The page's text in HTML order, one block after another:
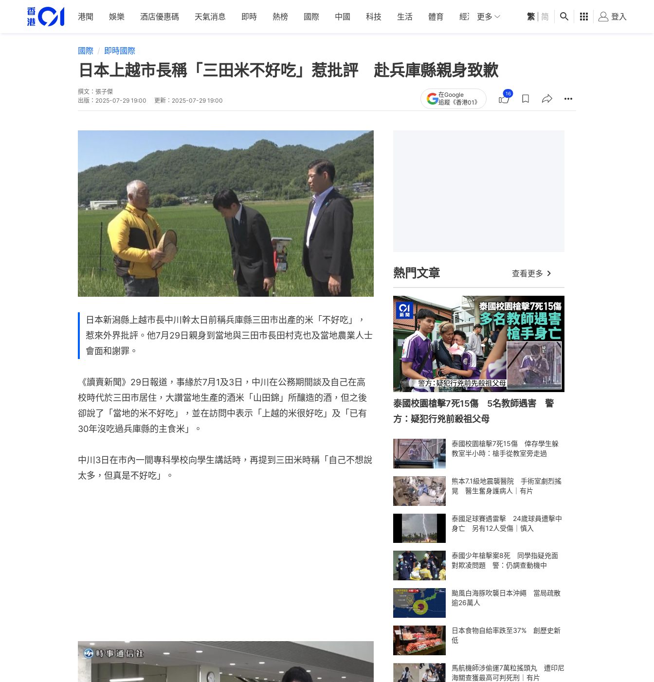
港聞 娛樂 酒店優惠碼 天氣消息 即時 熱榜 國際 中國 科技 生活 體育 經濟 01深圳 觀點 健康 好食玩飛
更多 繁 简 登入
國際 即時國際
日本上越市長稱「三田米不好吃」惹批評 赴兵庫縣親身致歉
撰文： 張子傑
出版： 2025-07-29 19:00 更新： 2025-07-29 19:00
在Google
追蹤《香港01》
16
日本新潟縣上越市長中川幹太日前稱兵庫縣三田市出產的米「不好吃」，
惹來外界批評。他7月29日親身到當地與三田市長田村克也及當地農業人士
會面和謝罪。
《讀賣新聞》29日報道，事緣於7月1及3日，中川在公務期間談及自己在高
校時代於三田市居住，大讚當地生產的酒米「山田錦」所釀造的酒，但之後
卻說了「當地的米不好吃」，並在訪問中表示「上越的米很好吃」及「已有
30年沒吃過兵庫縣的主食米」。
中川3日在市內一間專科學校向學生講話時，再提到三田米時稱「自己不想說
太多，但真是不好吃」。
熱門文章 查看更多
泰國校園槍擊7死15傷 5名教師遇害 警
方：疑犯行兇前殺祖父母
泰國校園槍擊7死15傷 倖存學生躲
教室半小時：槍手從教室旁走過
熊本7.1級地震襲醫院 手術室劇烈搖
晃 醫生奮身護病人｜有片
泰國足球賽遇雷擊 24歲球員遭擊中
身亡 另有12人受傷｜慎入
泰國少年槍擊案8死 同學指疑兇面
對欺凌問題 警：仍調查動機中
颱風白海豚吹襲日本沖繩 當局疏散
逾26萬人
日本食物自給率跌至37% 創歷史新
低
馬航機師涉偷運7萬粒搖頭丸 遭印尼
海關查獲最高可判死刑｜有片